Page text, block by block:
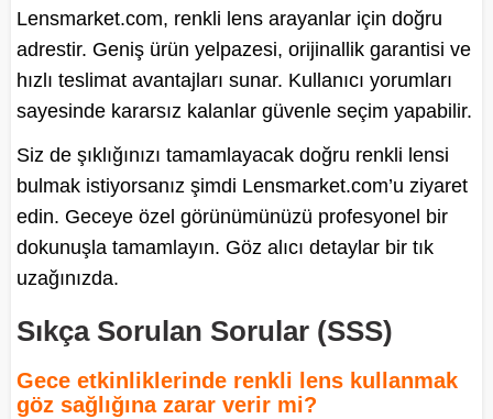
Lensmarket.com, renkli lens arayanlar için doğru
adrestir. Geniş ürün yelpazesi, orijinallik garantisi ve
hızlı teslimat avantajları sunar. Kullanıcı yorumları
sayesinde kararsız kalanlar güvenle seçim yapabilir.
Siz de şıklığınızı tamamlayacak doğru renkli lensi
bulmak istiyorsanız şimdi Lensmarket.com’u ziyaret
edin. Geceye özel görünümünüzü profesyonel bir
dokunuşla tamamlayın. Göz alıcı detaylar bir tık
uzağınızda.
Sıkça Sorulan Sorular (SSS)
Gece etkinliklerinde renkli lens kullanmak
göz sağlığına zarar verir mi?